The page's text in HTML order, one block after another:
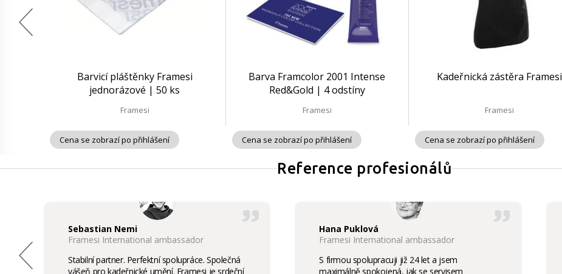
Barvicí pláštěnky Framesi
jednorázové | 50 ks
Framesi
Cena se zobrazí po přihlášení
Barva Framcolor 2001 Intense
Red&Gold | 4 odstíny
Framesi
Cena se zobrazí po přihlášení
Kadeřnická zástěra Framesi
Framesi
Cena se zobrazí po přihlášení
Reference profesionálů
Sebastian Nemi
Framesi International ambassador
Stabilní partner. Perfektní spolupráce. Společná
vášeň pro kadeřnické umění. Framesi je srdeční
Hana Puklová
Framesi International ambassador
S firmou spolupracuji již 24 let a jsem
maximálně spokojená, jak se servisem